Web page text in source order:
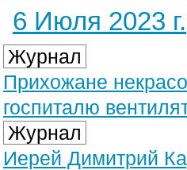
6 Июля 2023 г.
Журнал
Прихожане
госпиталю
Журнал
Иерей Димитрий